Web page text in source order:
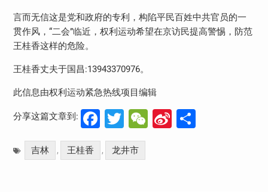
言而无信这是党和政府的专利，构陷平民百姓中共官员的一
贯作风，“二会”临近，权利运动希望在京访民提高警惕，防范
王桂香这样的危险。
王桂香丈夫于国昌:13943370976。
此信息由权利运动紧急热线项目编辑
分享这篇文章到: Facebook
Twitter
WeChat
Sina分
吉林 , 王桂香 , 龙井市